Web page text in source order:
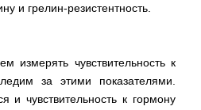
и грелин-резистентность.
измерять чувствительность к
за этими показателями.
и чувствительность к гормону